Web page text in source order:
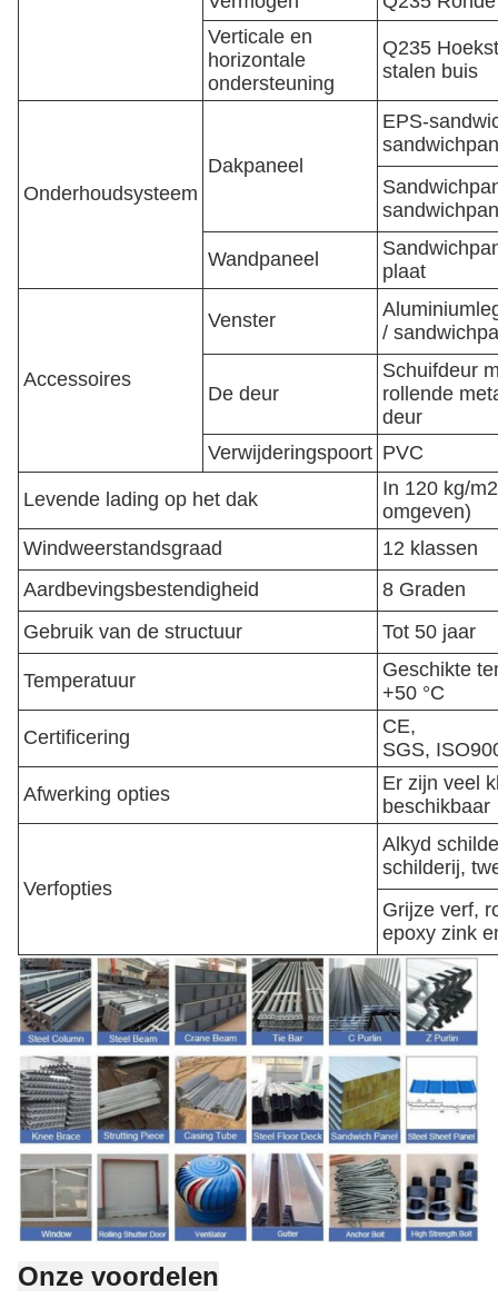
Verticale en
horizontale
ondersteuning
Q235
stalen buis
Onderhoudsysteem
Dakpaneel
EPS-
Wandpaneel
plaat
Accessoires
Venster
/
De deur
Schuifdeur
rollende
deur
Verwijderingspoort PVC
Levende lading op het dak
In 120 kg/
omgeven)
Windweerstandsgraad
12 klassen
Aardbevingsbestendigheid
8 Graden
Gebruik van de structuur
Tot 50 jaar
Temperatuur
Geschikte
+50 °C
Certificering
CE,
SGS,
Afwerking opties
Er zijn veel
beschikbaar
Verfopties
Alkyd
schilderij,
Grijze verf,
epoxy zink
Onze voordelen